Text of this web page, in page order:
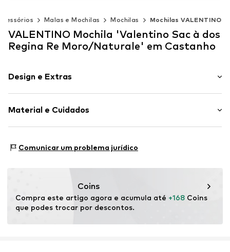
Malas e Mochilas Mochilas Mochilas VALENTINO
VALENTINO Mochila 'Valentino Sac à dos
Regina Re Moro/Naturale' em Castanho
Design e Extras
Fecho de correr
Material e Cuidados
Forro: Poliéster - PES
Comunicar um problema jurídico
Coins
Compra este artigo agora e acumula até +168 Coins
que podes trocar por descontos.